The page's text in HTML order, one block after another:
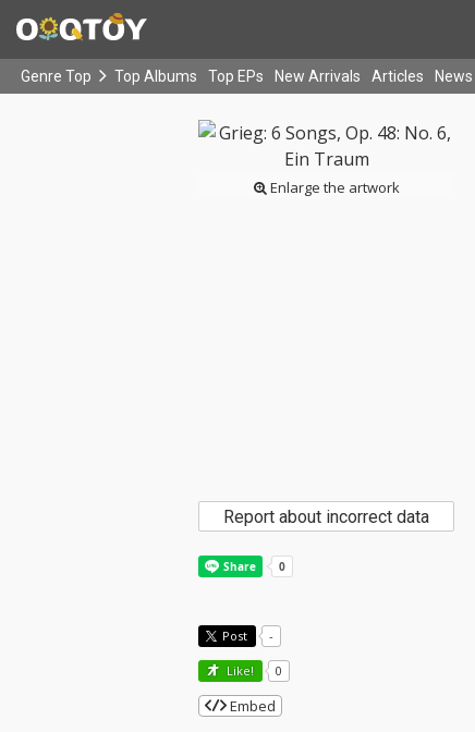
Genre Top Top Albums Top EPs New Arrivals Articles News
Enlarge the artwork
Report about incorrect data
Post -
Like! 0
Embed